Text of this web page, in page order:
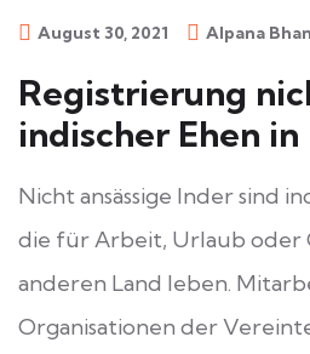
August 30, 2021 Alpana
Registrierung
indischer Ehen
Nicht ansässige Inder sind
die für Arbeit, Urlaub oder
anderen Land leben.
Organisationen der